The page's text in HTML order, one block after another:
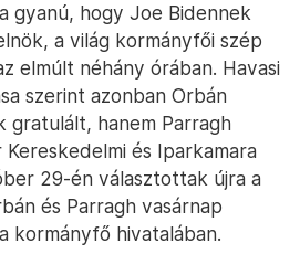
gyanú, hogy Joe Bidennek
a világ kormányfői szép
elmúlt néhány órában. Havasi
szerint azonban Orbán
gratulált, hanem Parragh
és Iparkamara
29-én választottak újra a
és Parragh vasárnap
kormányfő hivatalában.